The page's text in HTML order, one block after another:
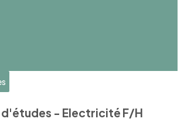
d'études - Electricité F/H